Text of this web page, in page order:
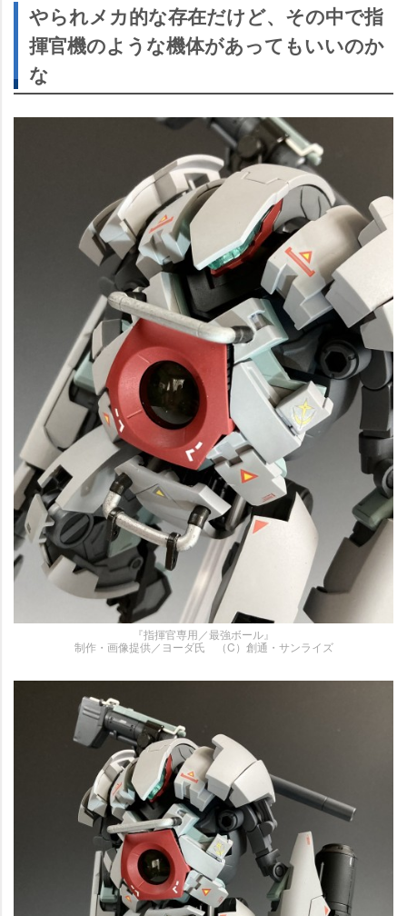
られメカ的な存在だけど、その中で指
揮官機のような機体があってもいいのか
な
『指揮官専用／最強ボール』
制作・画像提供／ヨーダ氏 （C）創通・サンライズ